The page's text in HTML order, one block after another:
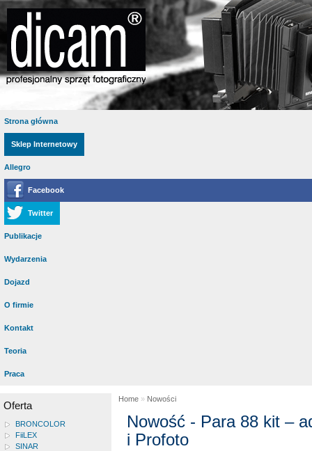
Strona główna
Sklep Internetowy
Allegro
Facebook
Twitter
Publikacje
Wydarzenia
Dojazd
O firmie
Kontakt
Teoria
Praca
Oferta
BRONCOLOR
FiiLEX
SINAR
Home » Nowości
Nowość - Para 88 kit –
i Profoto